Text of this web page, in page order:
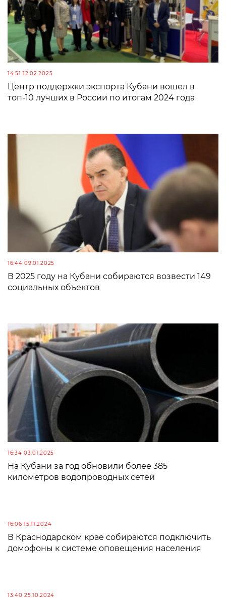
14:51 12.02.2025
Центр поддержки экспорта Кубани вошел в
топ-10 лучших в России по итогам 2024 года
16:44 09.01.2025
В 2025 году на Кубани собираются возвести 149
социальных объектов
16:34 03.01.2025
На Кубани за год обновили более 385
километров водопроводных сетей
16:06 15.11.2024
В Краснодарском крае собираются подключить
домофоны к системе оповещения населения
13:40 25.10.2024